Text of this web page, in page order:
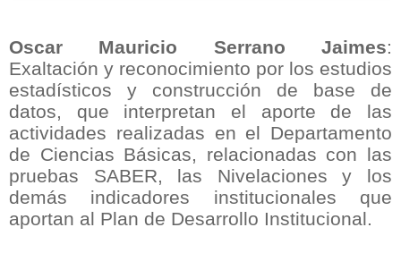
Oscar Mauricio Serrano Jaimes:
Exaltación y reconocimiento por los estudios
estadísticos y construcción de base de
datos, que interpretan el aporte de las
actividades realizadas en el Departamento
de Ciencias Básicas, relacionadas con las
pruebas SABER, las Nivelaciones y los
demás indicadores institucionales que
aportan al Plan de Desarrollo Institucional.